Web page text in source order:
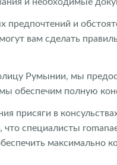
и
вам сделать
Румынии, мы
обеспечим полную
в
специалисты
максимально